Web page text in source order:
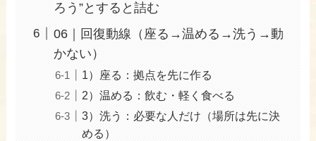
ろう”とすると詰む
06｜回復動線（座る→温める→洗う→動
かない）
1）座る：拠点を先に作る
2）温める：飲む・軽く食べる
3）洗う：必要な人だけ（場所は先に決
める）